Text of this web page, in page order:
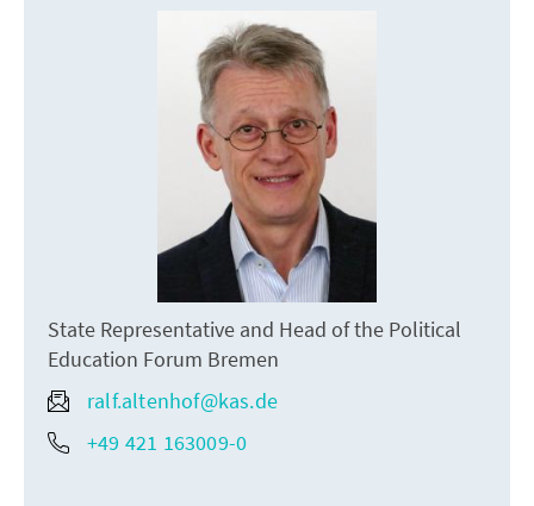
State Representative and Head of the Political
Education Forum Bremen
ralf.altenhof@kas.de
+49 421 163009-0